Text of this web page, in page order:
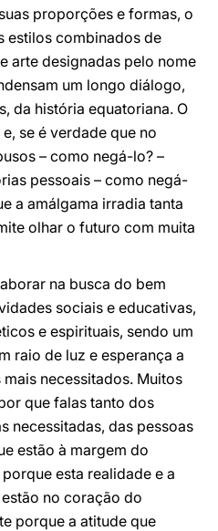
proporções e formas, o
estilos combinados de
arte designadas pelo nome
um longo diálogo,
da história equatoriana. O
se é verdade que no
– como negá-lo? –
pessoais – como negá-
a amálgama irradia tanta
olhar o futuro com muita
na busca do bem
sociais e educativas,
e espirituais, sendo um
raio de luz e esperança a
necessitados. Muitos
que falas tanto dos
necessitadas, das pessoas
estão à margem do
esta realidade e a
no coração do
porque a atitude que